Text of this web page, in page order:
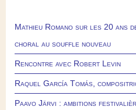
Mathieu Romano sur les 20 ans
choral au souffle nouveau
Rencontre avec Robert Levin
Raquel García Tomás,
Paavo Järvi : ambitions